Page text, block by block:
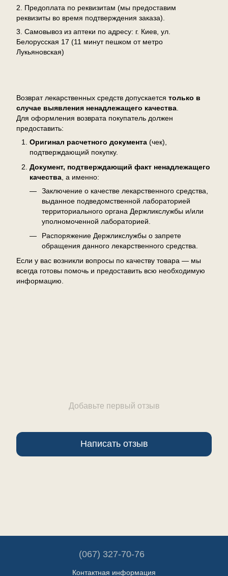
2. Предоплата по реквизитам (мы предоставим
реквизиты во время подтверждения заказа).
3. Самовывоз из аптеки по адресу: г. Киев, ул.
Белорусская 17 (11 минут пешком от метро
Лукьяновская)
Возврат лекарственных средств допускается только в
случае выявления ненадлежащего качества.
Для оформления возврата покупатель должен
предоставить:
Оригинал расчетного документа (чек),
подтверждающий покупку.
Документ, подтверждающий факт ненадлежащего
качества , а именно:
Заключение о качестве лекарственного средства,
выданное подведомственной лабораторией
территориального органа Держликслужбы и/или
уполномоченной лабораторией.
Распоряжение Держликслужбы о запрете
обращения данного лекарственного средства.
Если у вас возникли вопросы по качеству товара — мы
всегда готовы помочь и предоставить всю необходимую
информацию.
Добавьте первый отзыв
Написать отзыв
(067) 327-70-76
Контактная информация